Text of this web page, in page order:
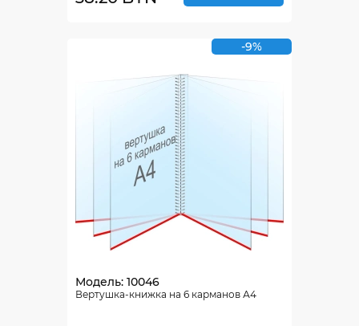
-9%
Модель: 10046
Вертушка-книжка на 6 карманов А4